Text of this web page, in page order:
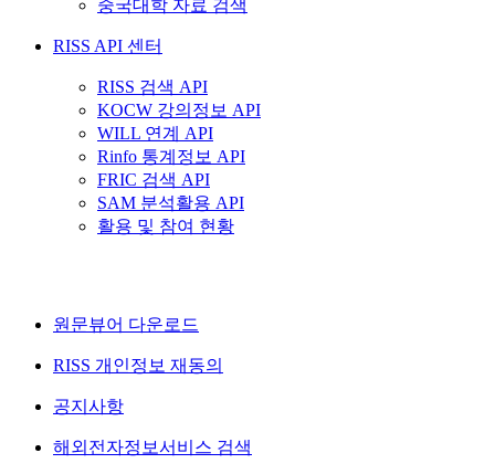
중국대학 자료 검색
RISS API 센터
RISS 검색 API
KOCW 강의정보 API
WILL 연계 API
Rinfo 통계정보 API
FRIC 검색 API
SAM 분석활용 API
활용 및 참여 현황
원문뷰어 다운로드
RISS 개인정보 재동의
공지사항
해외전자정보서비스 검색